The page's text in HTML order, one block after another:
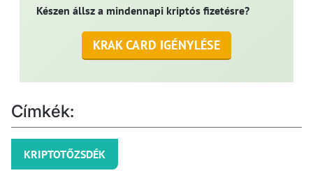
Készen állsz a mindennapi kriptós fizetésre?
KRAK CARD IGÉNYLÉSE
Címkék:
KRIPTOTŐZSDÉK